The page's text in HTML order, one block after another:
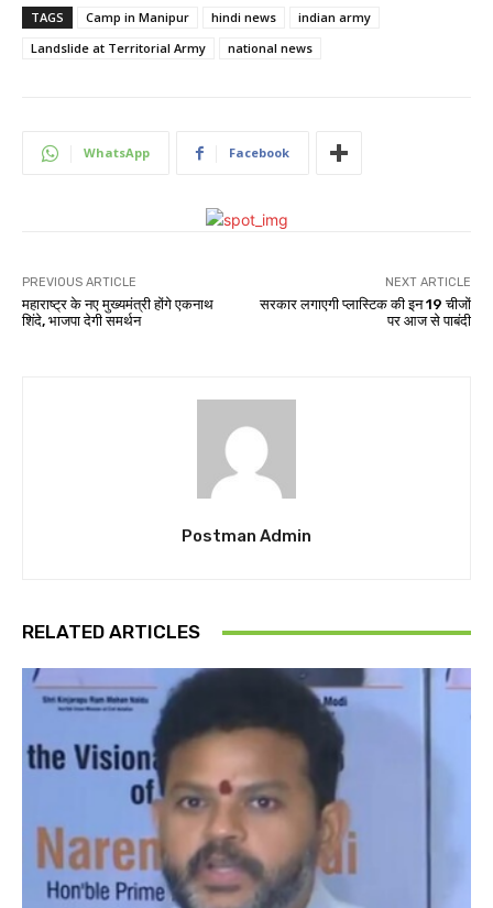
TAGS Camp in Manipur hindi news
indian army
Landslide at Territorial Army
national news
WhatsApp Facebook
PREVIOUS ARTICLE
महाराष्ट्र के नए मुख्यमंत्री होंगे एकनाथ
शिंदे, भाजपा देगी समर्थन
NEXT ARTICLE
सरकार लगाएगी प्लास्टिक की इन 19 चीजों
पर आज से पाबंदी
Postman Admin
RELATED ARTICLES